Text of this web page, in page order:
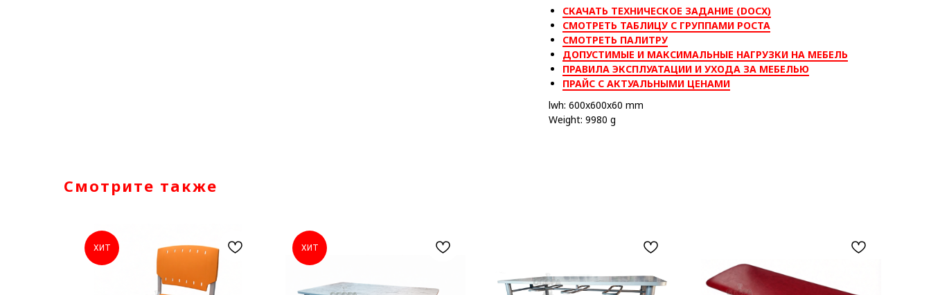
СКАЧАТЬ ТЕХНИЧЕСКОЕ ЗАДАНИЕ (DOCX)
СМОТРЕТЬ ТАБЛИЦУ С ГРУППАМИ РОСТА
СМОТРЕТЬ ПАЛИТРУ
ДОПУСТИМЫЕ И МАКСИМАЛЬНЫЕ НАГРУЗКИ НА МЕБЕЛЬ
ПРАВИЛА ЭКСПЛУАТАЦИИ И УХОДА ЗА МЕБЕЛЬЮ
ПРАЙС С АКТУАЛЬНЫМИ ЦЕНАМИ
lwh: 600x600x60 mm
Weight: 9980 g
Смотрите также
ХИТ ХИТ